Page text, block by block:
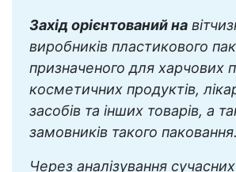
Захід орієнтований на
виробників пластикового
призначеного для харчових
косметичних продуктів,
засобів та інших товарів, а
замовників такого паковання.
Через аналізування сучасних